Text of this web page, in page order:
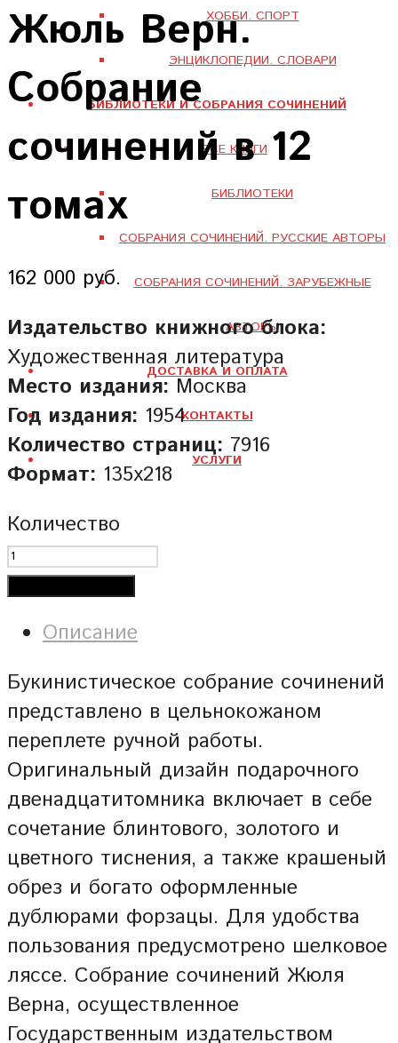
ХОББИ. СПОРТ
ЭНЦИКЛОПЕДИИ. СЛОВАРИ
БИБЛИОТЕКИ И СОБРАНИЯ СОЧИНЕНИЙ
ВСЕ КНИГИ
БИБЛИОТЕКИ
СОБРАНИЯ СОЧИНЕНИЙ. РУССКИЕ АВТОРЫ
СОБРАНИЯ СОЧИНЕНИЙ. ЗАРУБЕЖНЫЕ
АВТОРЫ
ДОСТАВКА И ОПЛАТА
КОНТАКТЫ
УСЛУГИ
Жюль Верн.
Собрание
сочинений в 12
томах
162 000 руб.
Издательство книжного блока:
Художественная литература
Место издания:Москва
Год издания: 1954
Количество страниц: 7916
Формат: 135х218
Количество
Описание
Букинистическое собрание сочинений
представлено в цельнокожаном
переплете ручной работы.
Оригинальный дизайн подарочного
двенадцатитомника включает в себе
сочетание блинтового, золотого и
цветного тиснения, а также крашеный
обрез и богато оформленные
дублюрами форзацы. Для удобства
пользования предусмотрено шелковое
ляссе. Собрание сочинений Жюля
Верна, осуществленное
Государственным издательством